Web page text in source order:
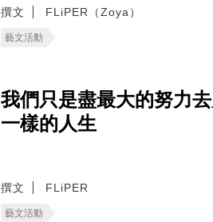
撰文 FLiPER（Zoya）
藝文活動
我們只是盡最大的努力
一樣的人生
撰文 FLiPER
藝文活動